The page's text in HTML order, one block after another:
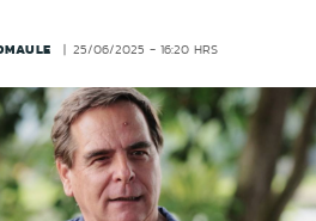
25/06/2025 - 16:20 HRS